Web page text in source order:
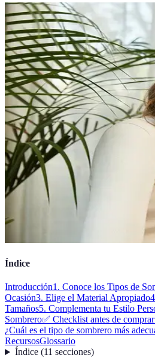
Índice
Introducción1. Conoce los Tipos de
Ocasión3. Elige el Material Apropiado
Tamaños5. Complementa tu Estilo
Sombrero✅ Checklist antes de
¿Cuál es el tipo de sombrero más
RecursosGlossario
Índice(11 secciones)